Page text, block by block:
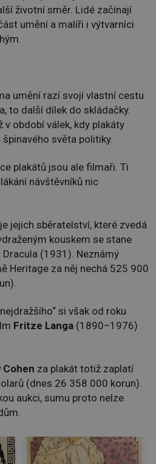
životní směr. Lidé začínají
umění a malíři i výtvarníci
umění razí svojí vlastní cestu
to další dílek do skládačky.
v období válek, kdy plakáty
světa politiky.
plakátů jsou ale filmaři. Ti
návštěvníků nic
jejich sběratelství, které zvedá
kouskem se stane
(1931). Neznámý
Heritage za něj nechá 525 900
si však od roku
Fritze Langa (1890–1976)
Cohen za plakát totiž zaplatí
(dnes 26 358 000 korun).
aukci, sumu proto nelze